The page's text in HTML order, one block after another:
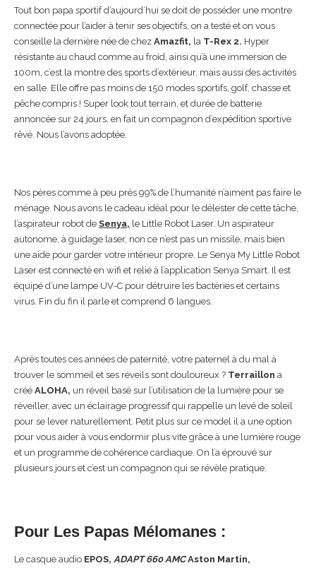
Tout bon papa sportif d’aujourd’hui se doit de posséder une montre
connectée pour l’aider à tenir ses objectifs, on a testé et on vous
conseille la dernière née de chez Amazfit, la T-Rex 2. Hyper
résistante au chaud comme au froid, ainsi qu’à une immersion de
100m, c’est la montre des sports d’extérieur, mais aussi des activités
en salle. Elle offre pas moins de 150 modes sportifs, golf, chasse et
pêche compris ! Super look tout terrain, et durée de batterie
annoncée sur 24 jours, en fait un compagnon d’expédition sportive
rêvé. Nous l’avons adoptée.
Nos pères comme à peu près 99% de l’humanité n’aiment pas faire le
ménage. Nous avons le cadeau idéal pour le délester de cette tâche,
l’aspirateur robot de Senya, le Little Robot Laser. Un aspirateur
autonome, à guidage laser, non ce n’est pas un missile, mais bien
une aide pour garder votre intérieur propre. Le Senya My Little Robot
Laser est connecté en wifi et relié à l’application Senya Smart. Il est
équipé d’une lampe UV-C pour détruire les bactéries et certains
virus. Fin du fin il parle et comprend 6 langues.
Après toutes ces années de paternité, votre paternel à du mal à
trouver le sommeil et ses réveils sont douloureux ? Terraillon a
créé ALOHA, un réveil basé sur l’utilisation de la lumière pour se
réveiller, avec un éclairage progressif qui rappelle un levé de soleil
pour se lever naturellement. Petit plus sur ce model il a une option
pour vous aider à vous endormir plus vite grâce à une lumière rouge
et un programme de cohérence cardiaque. On l’a éprouvé sur
plusieurs jours et c’est un compagnon qui se révèle pratique.
Pour Les Papas Mélomanes :
Le casque audio EPOS, ADAPT 660 AMCAston Martin,